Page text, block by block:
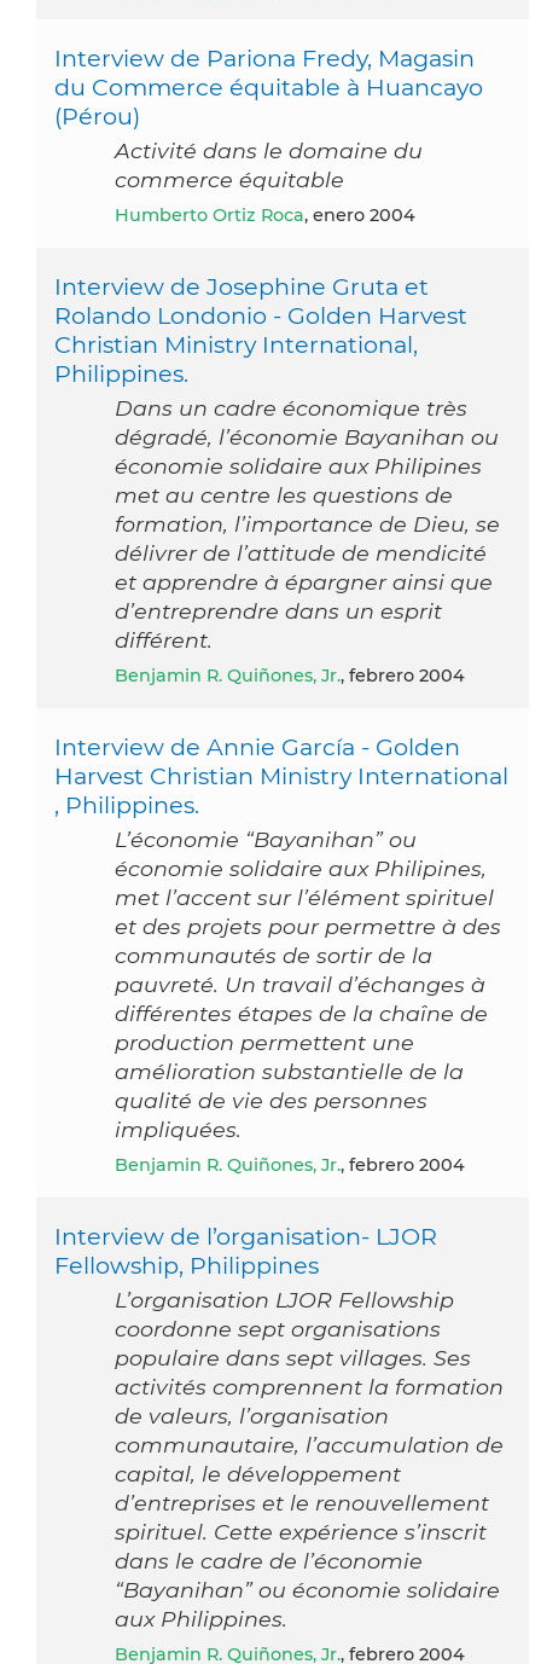
Interview de Pariona Fredy, Magasin
du Commerce équitable à Huancayo
(Pérou)
Activité dans le domaine du
commerce équitable
Humberto Ortiz Roca, enero 2004
Interview de Josephine Gruta et
Rolando Londonio - Golden Harvest
Christian Ministry International,
Philippines.
Dans un cadre économique très
dégradé, l’économie Bayanihan ou
économie solidaire aux Philipines
met au centre les questions de
formation, l’importance de Dieu, se
délivrer de l’attitude de mendicité
et apprendre à épargner ainsi que
d’entreprendre dans un esprit
différent.
Benjamin R. Quiñones, Jr., febrero 2004
Interview de Annie García - Golden
Harvest Christian Ministry International
, Philippines.
L’économie “Bayanihan” ou
économie solidaire aux Philipines,
met l’accent sur l’élément spirituel
et des projets pour permettre à des
communautés de sortir de la
pauvreté. Un travail d’échanges à
différentes étapes de la chaîne de
production permettent une
amélioration substantielle de la
qualité de vie des personnes
impliquées.
Benjamin R. Quiñones, Jr., febrero 2004
Interview de l’organisation- LJOR
Fellowship, Philippines
L’organisation LJOR Fellowship
coordonne sept organisations
populaire dans sept villages. Ses
activités comprennent la formation
de valeurs, l’organisation
communautaire, l’accumulation de
capital, le développement
d’entreprises et le renouvellement
spirituel. Cette expérience s’inscrit
dans le cadre de l’économie
“Bayanihan” ou économie solidaire
aux Philippines.
Benjamin R. Quiñones, Jr., febrero 2004